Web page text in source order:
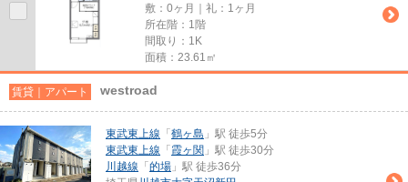
敷：0ヶ月｜礼：1ヶ月
所在階：1階
間取り：1K
面積：23.61㎡
賃貸｜アパート westroad
東武東上線 「 鶴ヶ島 」駅 徒歩5分
東武東上線 「 霞ヶ関 」駅 徒歩30分
川越線 「 的場 」駅 徒歩36分